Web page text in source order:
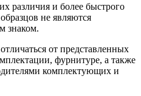
различия и более быстрого
не являются
знаком.
от представленных
фурнитуре, а также
комплектующих и